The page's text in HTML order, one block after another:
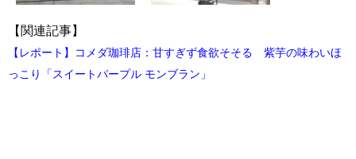
【関連記事】
【レポート】コメダ珈琲店：甘すぎず食欲そそる 紫芋の味わいほ
っこり「スイートパープル モンブラン」